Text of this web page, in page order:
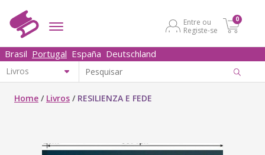
Entre ou
Registe-se
0
Brasil Portugal España Deutschland
Home / Livros / RESILIENZA E FEDE